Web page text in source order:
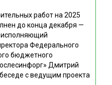
работ на 2025
до конца декабря —
исполняющий
Федерального
бюджетного
Дмитрий
с ведущим проекта